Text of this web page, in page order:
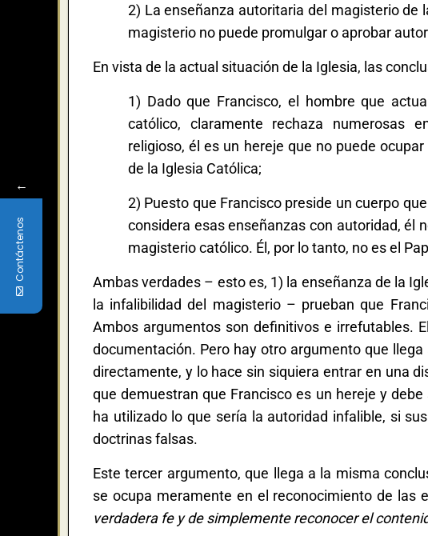
2) La enseñanza autoritaria del magisterio de
magisterio no puede promulgar o aprobar
En vista de la actual situación de la Iglesia, las
1) Dado que Francisco, el hombre que
católico, claramente rechaza numerosas
religioso, él es un hereje que no puede
de la Iglesia Católica;
2) Puesto que Francisco preside un cuerpo
considera esas enseñanzas con autoridad, él
magisterio católico. Él, por lo tanto, no es el
Ambas verdades – esto es, 1) la enseñanza de la
la infalibilidad del magisterio – prueban que
Ambos argumentos son definitivos e irrefutables.
documentación. Pero hay otro argumento que
directamente, y lo hace sin siquiera entrar en una
que demuestran que Francisco es un hereje y
ha utilizado lo que sería la autoridad infalible, si
doctrinas falsas.
Este tercer argumento, que llega a la misma
se ocupa meramente en el reconocimiento de las
verdadera fe y de simplemente reconocer el
←
Contáctenos